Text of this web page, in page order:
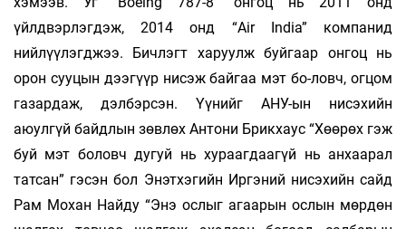
үйлдвэрлэгдэж, 2014 онд “Air India” компанид
нийлүүлэгджээ. Бичлэгт харуулж буйгаар онгоц нь
орон сууцын дээгүүр нисэж байгаа мэт бо-ловч, огцом
газардаж, дэлбэрсэн. Үүнийг АНУ-ын нисэхийн
аюулгүй байдлын зөвлөх Антони Брикхаус “Хөөрөх гэж
буй мэт боловч дугуй нь хураагдаагүй нь анхаарал
татсан” гэсэн бол Энэтхэгийн Иргэний нисэхийн сайд
Рам Мохан Найду “Энэ ослыг агаарын ослын мөрдөн